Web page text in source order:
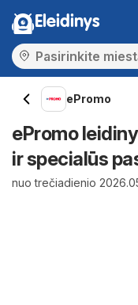
Eleidinys
ePromo
ePromo
ir specialūs
nuo trečiadienio